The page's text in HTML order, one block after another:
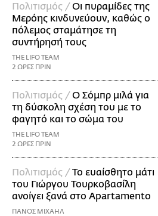
Πολιτισμός /Οι πυραμίδες της
Μερόης κινδυνεύουν, καθώς ο
πόλεμος σταμάτησε τη
συντήρησή τους
THE LIFO TEAM
2 ΩΡΕΣ ΠΡΙΝ
Πολιτισμός /Ο Σόμπρ μιλά για
τη δύσκολη σχέση του με το
φαγητό και το σώμα του
THE LIFO TEAM
2 ΩΡΕΣ ΠΡΙΝ
Πολιτισμός /Το ευαίσθητο μάτι
του Γιώργου Τουρκοβασίλη
ανοίγει ξανά στο Apartamento
ΠΑΝΟΣ ΜΙΧΑΗΛ